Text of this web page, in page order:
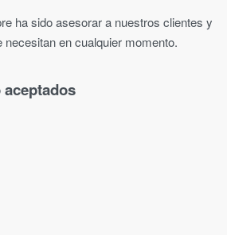
ha sido asesorar a nuestros clientes y
necesitan en cualquier momento.